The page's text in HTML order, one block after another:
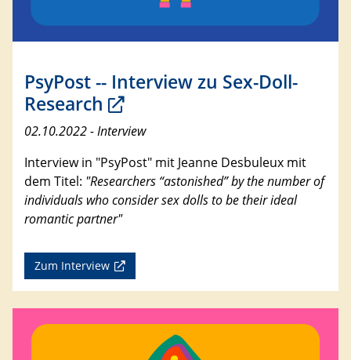
PsyPost -- Interview zu Sex-Doll-
Research
02.10.2022 - Interview
Interview in "PsyPost" mit Jeanne Desbuleux mit
dem Titel: "Researchers “astonished” by the number of
individuals who consider sex dolls to be their ideal
romantic partner"
Zum Interview